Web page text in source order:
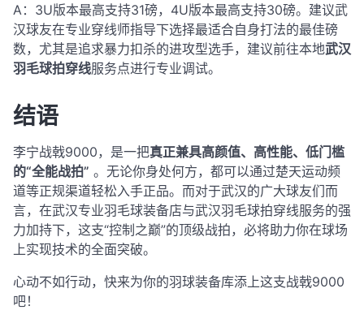
A：3U版本最高支持31磅，4U版本最高支持30磅。建议武
汉球友在专业穿线师指导下选择最适合自身打法的最佳磅
数，尤其是追求暴力扣杀的进攻型选手，建议前往本地武汉
羽毛球拍穿线服务点进行专业调试。
结语
李宁战戟9000，是一把真正兼具高颜值、高性能、低门槛
的“全能战拍” 。无论你身处何方，都可以通过楚天运动频
道等正规渠道轻松入手正品。而对于武汉的广大球友们而
言，在武汉专业羽毛球装备店与武汉羽毛球拍穿线服务的强
力加持下，这支“控制之巅”的顶级战拍，必将助力你在球场
上实现技术的全面突破。
心动不如行动，快来为你的羽球装备库添上这支战戟9000
吧！